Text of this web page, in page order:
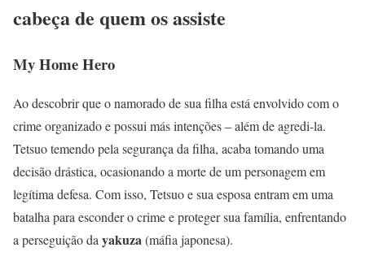
cabeça de quem os assiste
My Home Hero
Ao descobrir que o namorado de sua filha está envolvido com o
crime organizado e possui más intenções – além de agredi-la.
Tetsuo temendo pela segurança da filha, acaba tomando uma
decisão drástica, ocasionando a morte de um personagem em
legítima defesa. Com isso, Tetsuo e sua esposa entram em uma
batalha para esconder o crime e proteger sua família, enfrentando
a perseguição dayakuza(máfia japonesa).